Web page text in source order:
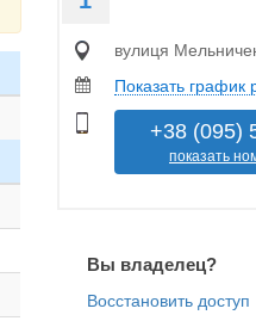
вулиця
Показать график
+38 (095)
показать
Вы владелец?